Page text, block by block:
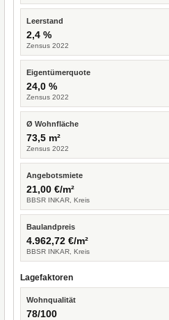
Leerstand
2,4 %
Zensus 2022
Eigentümerquote
24,0 %
Zensus 2022
Ø Wohnfläche
73,5 m²
Zensus 2022
Angebotsmiete
21,00 €/m²
BBSR INKAR, Kreis
Baulandpreis
4.962,72 €/m²
BBSR INKAR, Kreis
Lagefaktoren
Wohnqualität
78/100